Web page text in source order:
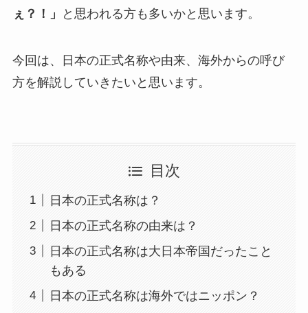
ぇ？！」
と思われる方も多いかと思います。
今回は、日本の正式名称や由来、海外からの呼び
方を解説していきたいと思います。
目次
日本の正式名称は？
日本の正式名称の由来は？
日本の正式名称は大日本帝国だったこと
もある
日本の正式名称は海外ではニッポン？